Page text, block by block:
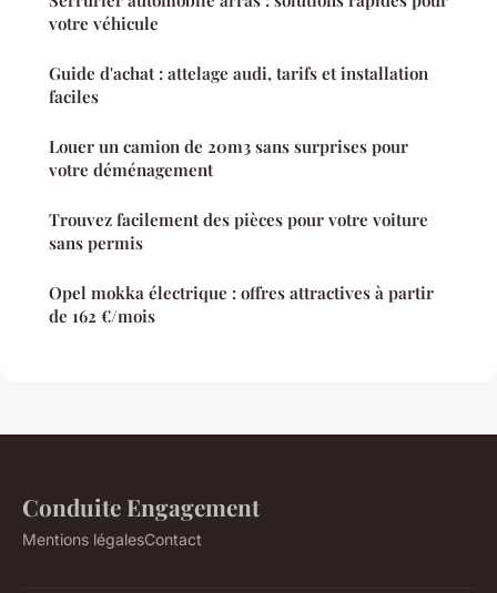
votre véhicule
Guide d'achat : attelage audi, tarifs et installation
faciles
Louer un camion de 20m3 sans surprises pour
votre déménagement
Trouvez facilement des pièces pour votre voiture
sans permis
Opel mokka électrique : offres attractives à partir
de 162 €/mois
Conduite Engagement
Mentions légalesContact